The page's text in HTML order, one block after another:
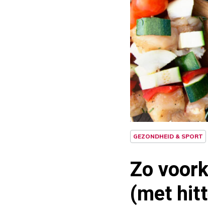
GEZONDHEID & SPORT
Zo
(met